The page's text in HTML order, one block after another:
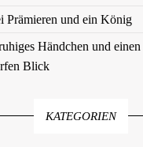
Prämieren und ein König
Händchen und einen
Blick
KATEGORIEN